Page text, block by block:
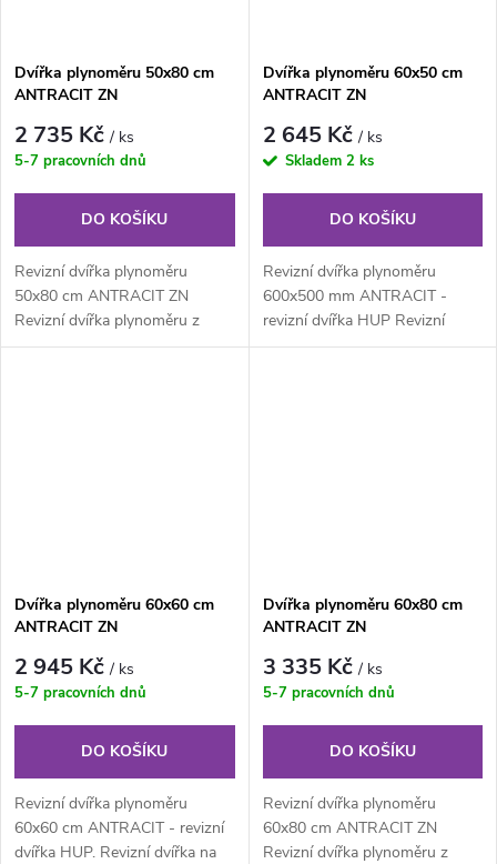
Dvířka plynoměru 50x80 cm
ANTRACIT ZN
2 735 Kč/ ks
5-7 pracovních dnů
DO KOŠÍKU
Revizní dvířka plynoměru
50x80 cm ANTRACIT ZN
Revizní dvířka plynoměru z
pozinkovaného plechu síla 1
Dvířka plynoměru 60x50 cm
ANTRACIT ZN
2 645 Kč/ ks
Skladem 2 ks
DO KOŠÍKU
Revizní dvířka plynoměru
600x500 mm ANTRACIT -
revizní dvířka HUP Revizní
dvířka plynoměru z
Dvířka plynoměru 60x60 cm
ANTRACIT ZN
2 945 Kč/ ks
5-7 pracovních dnů
DO KOŠÍKU
Revizní dvířka plynoměru
60x60 cm ANTRACIT - revizní
dvířka HUP. Revizní dvířka na
Dvířka plynoměru 60x80 cm
ANTRACIT ZN
3 335 Kč/ ks
5-7 pracovních dnů
DO KOŠÍKU
Revizní dvířka plynoměru
60x80 cm ANTRACIT ZN
Revizní dvířka plynoměru z